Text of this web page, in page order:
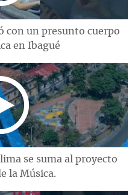
con un presunto cuerpo
en Ibagué
se suma al proyecto
la Música.